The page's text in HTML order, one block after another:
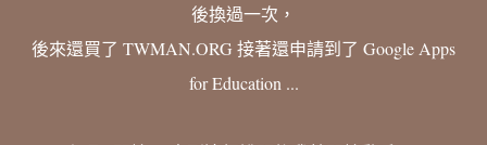
後換過一次，
後來還買了 TWMAN.ORG 接著還申請到了 Google Apps
for Education ...